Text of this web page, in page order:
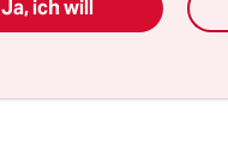
Ja, ich will